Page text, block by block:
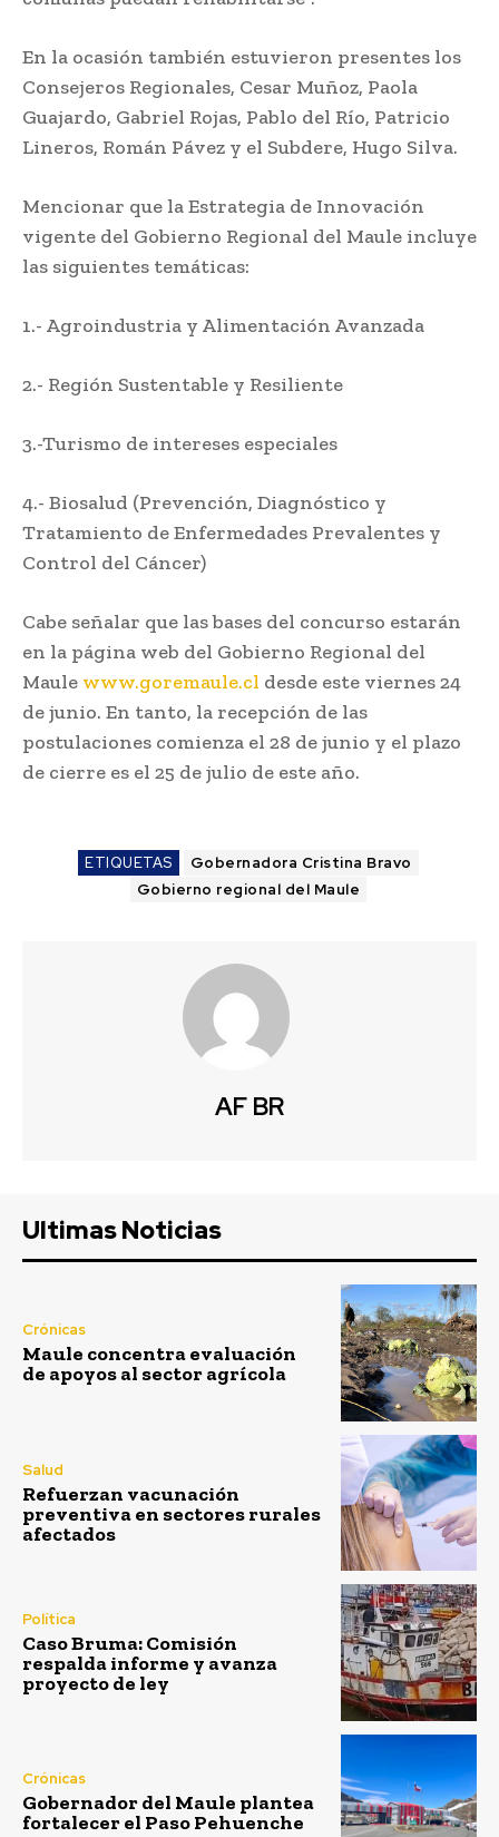
En la ocasión también estuvieron presentes los
Consejeros Regionales, Cesar Muñoz, Paola
Guajardo, Gabriel Rojas, Pablo del Río, Patricio
Lineros, Román Pávez y el Subdere, Hugo Silva.
Mencionar que la Estrategia de Innovación
vigente del Gobierno Regional del Maule incluye
las siguientes temáticas:
1.- Agroindustria y Alimentación Avanzada
2.- Región Sustentable y Resiliente
3.-Turismo de intereses especiales
4.- Biosalud (Prevención, Diagnóstico y
Tratamiento de Enfermedades Prevalentes y
Control del Cáncer)
Cabe señalar que las bases del concurso estarán
en la página web del Gobierno Regional del
Maule www.goremaule.cl desde este viernes 24
de junio. En tanto, la recepción de las
postulaciones comienza el 28 de junio y el plazo
de cierre es el 25 de julio de este año.
ETIQUETAS
Gobernadora Cristina Bravo
Gobierno regional del Maule
AF BR
Ultimas Noticias
Crónicas
Maule concentra evaluación
de apoyos al sector agrícola
Salud
Refuerzan vacunación
preventiva en sectores rurales
afectados
Política
Caso Bruma: Comisión
respalda informe y avanza
proyecto de ley
Crónicas
Gobernador del Maule plantea
fortalecer el Paso Pehuenche